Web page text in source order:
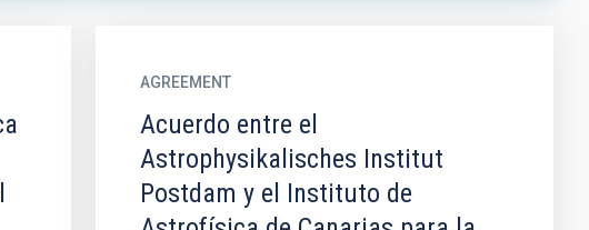
AGREEMENT
Acuerdo entre el
Astrophysikalisches Institut
Postdam y el Instituto de